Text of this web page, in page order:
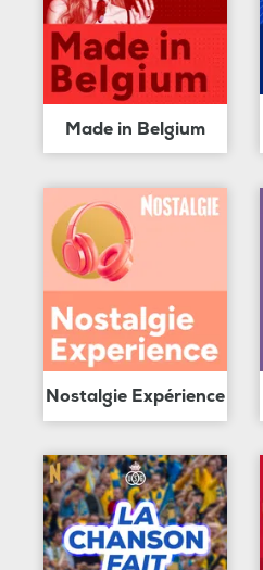
Made in Belgium
Nostalgie Expérience